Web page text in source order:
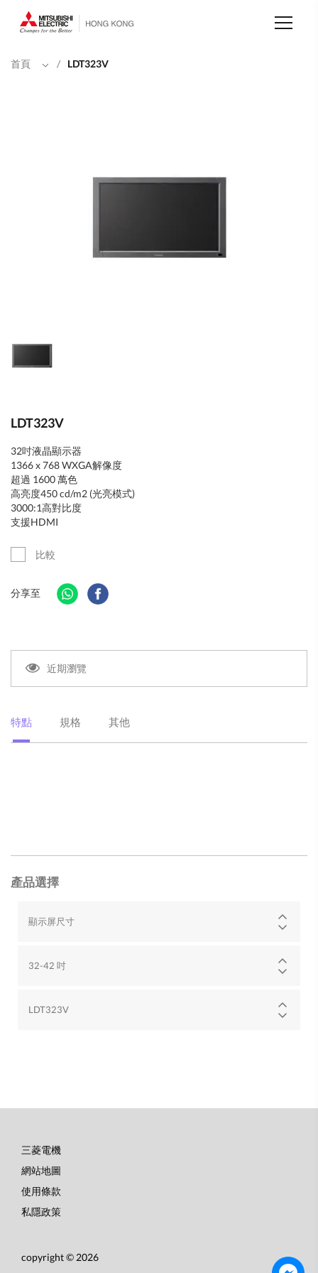
首頁 / LDT323V
LDT323V
32吋液晶顯示器
1366 x 768 WXGA解像度
超過 1600 萬色
高亮度450 cd/m2 (光亮模式)
3000:1高對比度
支援HDMI
比較
分享至
近期瀏覽
特點 規格 其他
產品選擇
顯示屏尺寸
32-42 吋
LDT323V
底
部
選
三菱電機
網站地圖
使用條款
私隱政策
copyright © 2026